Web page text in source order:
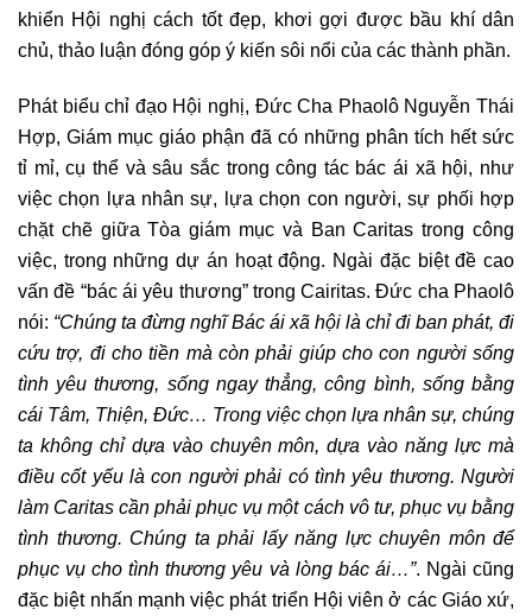
khiển Hội nghị cách tốt đẹp, khơi gợi được bầu khí dân
chủ, thảo luận đóng góp ý kiến sôi nổi của các thành phần.
Phát biểu chỉ đạo Hội nghị, Đức Cha Phaolô Nguyễn Thái
Hợp, Giám mục giáo phận đã có những phân tích hết sức
tỉ mỉ, cụ thể và sâu sắc trong công tác bác ái xã hội, như
việc chọn lựa nhân sự, lựa chọn con người, sự phối hợp
chặt chẽ giữa Tòa giám mục và Ban Caritas trong công
việc, trong những dự án hoạt động. Ngài đặc biệt đề cao
vấn đề “bác ái yêu thương” trong Cairitas. Đức cha Phaolô
nói: “Chúng ta đừng nghĩ Bác ái xã hội là chỉ đi ban phát, đi
cứu trợ, đi cho tiền mà còn phải giúp cho con người sống
tình yêu thương, sống ngay thẳng, công bình, sống bằng
cái Tâm, Thiện, Đức… Trong việc chọn lựa nhân sự, chúng
ta không chỉ dựa vào chuyên môn, dựa vào năng lực mà
điều cốt yếu là con người phải có tình yêu thương. Người
làm Caritas cần phải phục vụ một cách vô tư, phục vụ bằng
tình thương. Chúng ta phải lấy năng lực chuyên môn để
phục vụ cho tình thương yêu và lòng bác ái…”. Ngài cũng
đặc biệt nhấn mạnh việc phát triển Hội viên ở các Giáo xứ,